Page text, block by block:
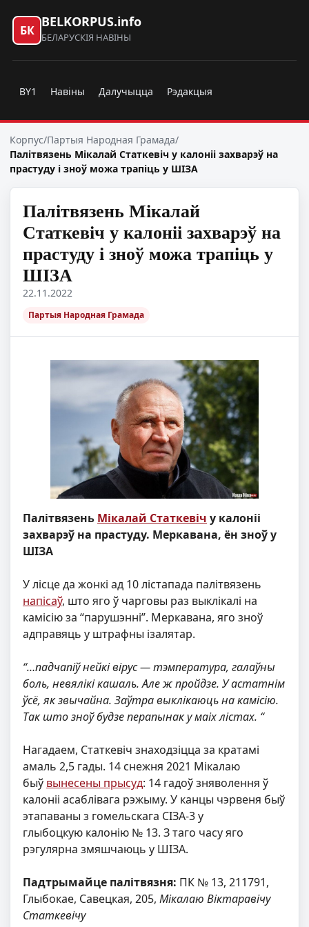
БК
BELKORPUS.info
БЕЛАРУСКІЯ НАВІНЫ
BY1 Навіны Далучыцца Рэдакцыя
Корпус/Партыя Народная Грамада/
Палітвязень Мікалай Статкевіч у калоніі захварэў на
прастуду і зноў можа трапіць у ШІЗА
Палітвязень Мікалай
Статкевіч у калоніі захварэў на
прастуду і зноў можа трапіць у
ШІЗА
22.11.2022
Партыя Народная Грамада
Палітвязень Мікалай Статкевіч у калоніі
захварэў на прастуду. Меркавана, ён зноў у
ШІЗА
У лісце да жонкі ад 10 лістапада палітвязень
напісаў, што яго ў чарговы раз выклікалі на
камісію за “парушэнні”. Меркавана, яго зноў
адправяць у штрафны ізалятар.
“…падчапіў нейкі вірус — тэмпература, галаўны
боль, невялікі кашаль. Але ж пройдзе. У астатнім
ўсё, як звычайна. Заўтра выклікаюць на камісію.
Так што зноў будзе перапынак у маіх лістах. “
Нагадаем, Статкевіч знаходзіцца за кратамі
амаль 2,5 гады. 14 снежня 2021 Мікалаю
быў вынесены прысуд: 14 гадоў зняволення ў
калоніі асаблівага рэжыму. У канцы чэрвеня быў
этапаваны з гомельскага СІЗА-3 у
глыбоцкую калонію № 13. З таго часу яго
рэгулярна змяшчаюць у ШІЗА.
Падтрымайце палітвязня: ПК № 13, 211791,
Глыбокае, Савецкая, 205, Мікалаю Віктаравічу
Статкевічу